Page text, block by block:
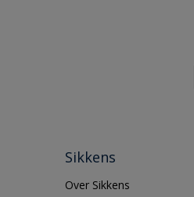
Sikkens
Over Sikkens